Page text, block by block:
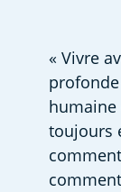
« Vivre
humaine
toujours